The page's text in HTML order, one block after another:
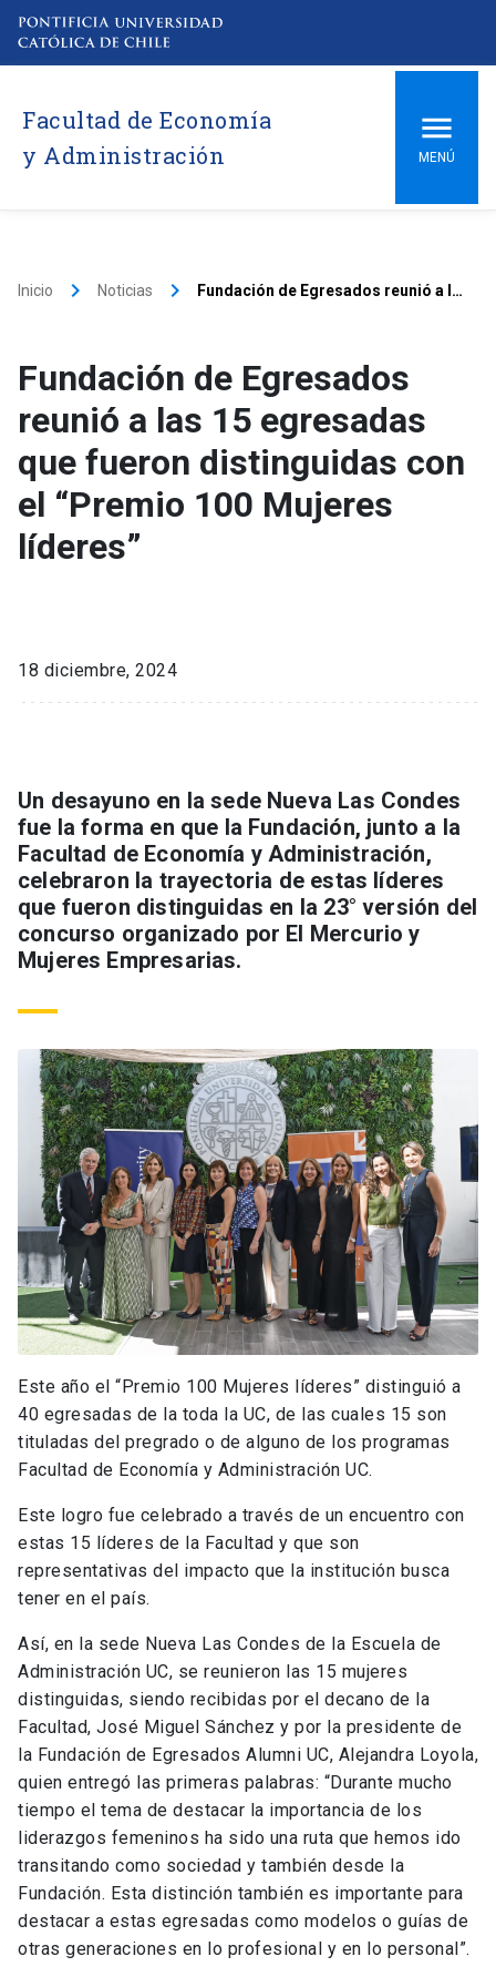
Facultad de Economía
y Administración
MENÚ
Inicio keyboard_arrow_right Noticias keyboard_arrow_right Fundación de Egresados reunió a las 15 egresadas que fueron distinguidas con el “Premio 100 Mujeres líderes”
Fundación de Egresados
reunió a las 15 egresadas
que fueron distinguidas con
el “Premio 100 Mujeres
líderes”
18 diciembre, 2024
Un desayuno en la sede Nueva Las Condes
fue la forma en que la Fundación, junto a la
Facultad de Economía y Administración,
celebraron la trayectoria de estas líderes
que fueron distinguidas en la 23° versión del
concurso organizado por El Mercurio y
Mujeres Empresarias.
Este año el “Premio 100 Mujeres líderes” distinguió a
40 egresadas de la toda la UC, de las cuales 15 son
tituladas del pregrado o de alguno de los programas
Facultad de Economía y Administración UC.
Este logro fue celebrado a través de un encuentro con
estas 15 líderes de la Facultad y que son
representativas del impacto que la institución busca
tener en el país.
Así, en la sede Nueva Las Condes de la Escuela de
Administración UC, se reunieron las 15 mujeres
distinguidas, siendo recibidas por el decano de la
Facultad, José Miguel Sánchez y por la presidente de
la Fundación de Egresados Alumni UC, Alejandra Loyola,
quien entregó las primeras palabras: “Durante mucho
tiempo el tema de destacar la importancia de los
liderazgos femeninos ha sido una ruta que hemos ido
transitando como sociedad y también desde la
Fundación. Esta distinción también es importante para
destacar a estas egresadas como modelos o guías de
otras generaciones en lo profesional y en lo personal”.